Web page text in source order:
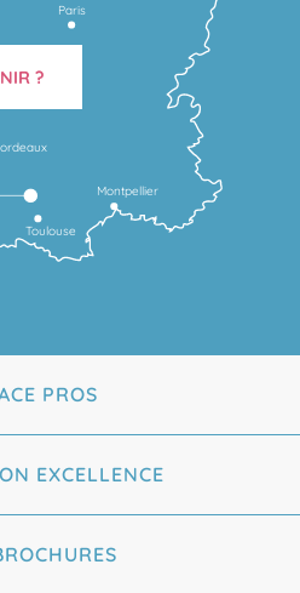
Toulouse
Montpellier
Paris
?
PROS
EXCELLENCE